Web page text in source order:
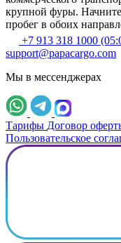
крупной фуры.
пробег в обоих
+7 913 318 1000
support@papacargo.com
Мы в мессенджерах
Тарифы Договор
Пользовательское